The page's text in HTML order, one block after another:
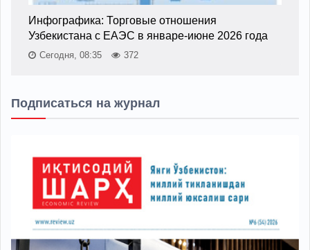
Инфографика: Торговые отношения
Узбекистана с ЕАЭС в январе-июне 2026 года
Сегодня, 08:35 372
Подписаться на журнал